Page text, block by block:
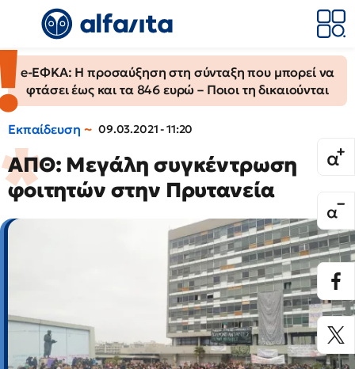
e-ΕΦΚΑ: Η προσαύξηση στη σύνταξη που μπορεί να
φτάσει έως και τα 846 ευρώ – Ποιοι τη δικαιούνται
Εκπαίδευση 09.03.2021 - 11:20
ΑΠΘ: Μεγάλη συγκέντρωση
φοιτητών στην Πρυτανεία